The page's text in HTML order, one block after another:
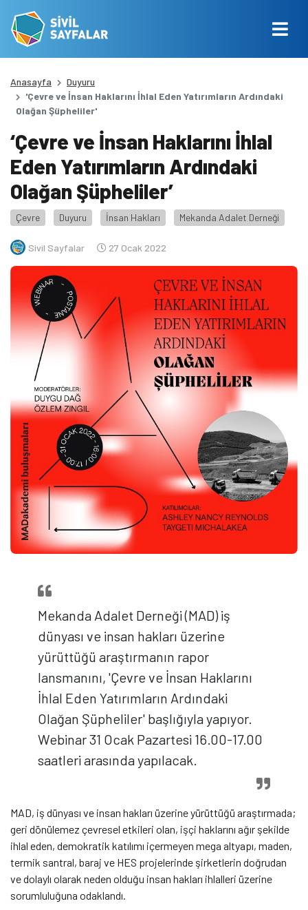
Anasayfa
Duyuru
'Çevre ve İnsan Haklarını İhlal Eden Yatırımların Ardındaki
Olağan Şüpheliler'
‘Çevre ve İnsan Haklarını İhlal
Eden Yatırımların Ardındaki
Olağan Şüpheliler’
Çevre Duyuru İnsan Hakları Mekanda Adalet Derneği
Sivil Sayfalar 27 Ocak 2022
Mekanda Adalet Derneği (MAD) iş
dünyası ve insan hakları üzerine
yürüttüğü araştırmanın rapor
lansmanını, 'Çevre ve İnsan Haklarını
İhlal Eden Yatırımların Ardındaki
Olağan Şüpheliler' başlığıyla yapıyor.
Webinar 31 Ocak Pazartesi 16.00-17.00
saatleri arasında yapılacak.
MAD, iş dünyası ve insan hakları üzerine yürüttüğü araştırmada;
geri dönülemez çevresel etkileri olan, işçi haklarını ağır şekilde
ihlal eden, demokratik katılımı içermeyen mega altyapı, maden,
termik santral, baraj ve HES projelerinde şirketlerin doğrudan
ve dolaylı olarak neden olduğu insan hakları ihlalleri üzerine
sorumluluğuna odaklandı.